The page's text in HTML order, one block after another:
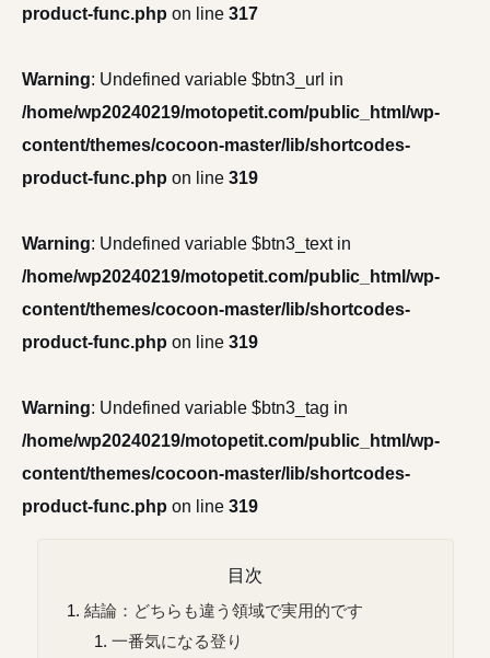
product-func.php on line 317
Warning: Undefined variable $btn3_url in
/home/wp20240219/motopetit.com/public_html/wp-
content/themes/cocoon-master/lib/shortcodes-
product-func.php on line 319
Warning: Undefined variable $btn3_text in
/home/wp20240219/motopetit.com/public_html/wp-
content/themes/cocoon-master/lib/shortcodes-
product-func.php on line 319
Warning: Undefined variable $btn3_tag in
/home/wp20240219/motopetit.com/public_html/wp-
content/themes/cocoon-master/lib/shortcodes-
product-func.php on line 319
目次
結論：どちらも違う領域で実用的です
一番気になる登り